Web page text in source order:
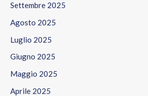
Settembre 2025
Agosto 2025
Luglio 2025
Giugno 2025
Maggio 2025
Aprile 2025